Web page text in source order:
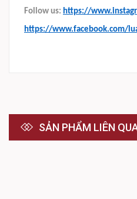
Follow us: https://
https://www.facebook.com/
SẢN PHẨM LIÊN